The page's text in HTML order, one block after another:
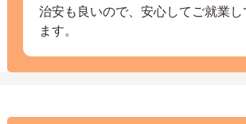
治安も良いので、安心してご就業し
ます。